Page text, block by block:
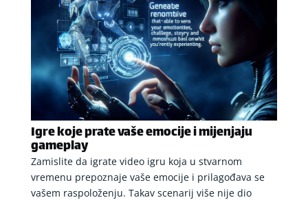
Igre koje prate vaše emocije i mijenjaju
gameplay
Zamislite da igrate video igru koja u stvarnom
vremenu prepoznaje vaše emocije i prilagođava se
vašem raspoloženju. Takav scenarij više nije dio